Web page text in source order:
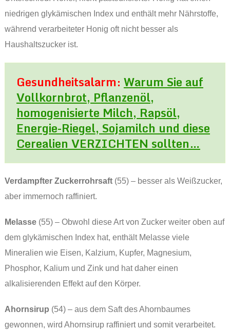
niedrigen glykämischen Index und enthält mehr Nährstoffe,
während verarbeiteter Honig oft nicht besser als
Haushaltszucker ist.
Gesundheitsalarm: Warum Sie auf
Vollkornbrot, Pflanzenöl,
homogenisierte Milch, Rapsöl,
Energie-Riegel, Sojamilch und diese
Cerealien VERZICHTEN sollten…
Verdampfter Zuckerrohrsaft(55) – besser als Weißzucker,
aber immernoch raffiniert.
Melasse(55) – Obwohl diese Art von Zucker weiter oben auf
dem glykämischen Index hat, enthält Melasse viele
Mineralien wie Eisen, Kalzium, Kupfer, Magnesium,
Phosphor, Kalium und Zink und hat daher einen
alkalisierenden Effekt auf den Körper.
Ahornsirup (54) – aus dem Saft des Ahornbaumes
gewonnen, wird Ahornsirup raffiniert und somit verarbeitet.